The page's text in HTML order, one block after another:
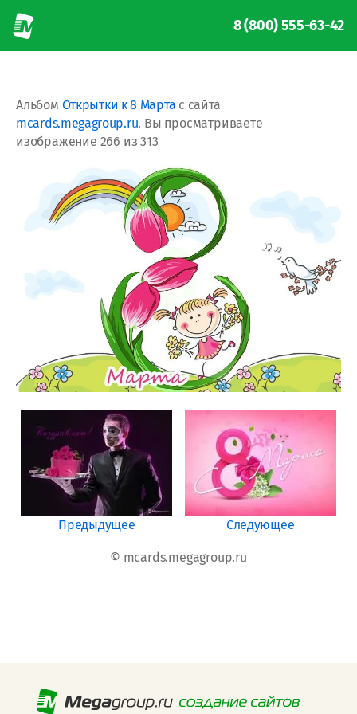
8 (800) 555-63-42
Альбом Открытки к 8 Марта с сайта
mcards.megagroup.ru. Вы просматриваете
изображение 266 из 313
Предыдущее Следующее
© mcards.megagroup.ru